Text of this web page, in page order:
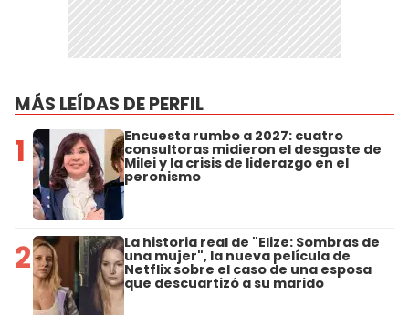
MÁS LEÍDAS DE PERFIL
1 Encuesta rumbo a 2027: cuatro
consultoras midieron el desgaste de
Milei y la crisis de liderazgo en el
peronismo
2 La historia real de "Elize: Sombras de
una mujer", la nueva película de
Netflix sobre el caso de una esposa
que descuartizó a su marido